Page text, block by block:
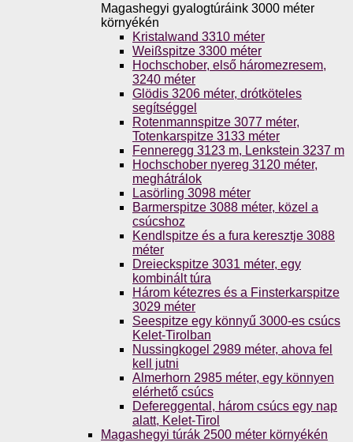
Magashegyi gyalogtúráink 3000 méter
környékén
Kristalwand 3310 méter
Weißspitze 3300 méter
Hochschober, első háromezresem,
3240 méter
Glödis 3206 méter, drótköteles
segítséggel
Rotenmannspitze 3077 méter,
Totenkarspitze 3133 méter
Fenneregg 3123 m, Lenkstein 3237 m
Hochschober nyereg 3120 méter,
meghátrálok
Lasörling 3098 méter
Barmerspitze 3088 méter, közel a
csúcshoz
Kendlspitze és a fura keresztje 3088
méter
Dreieckspitze 3031 méter, egy
kombinált túra
Három kétezres és a Finsterkarspitze
3029 méter
Seespitze egy könnyű 3000-es csúcs
Kelet-Tirolban
Nussingkogel 2989 méter, ahova fel
kell jutni
Almerhorn 2985 méter, egy könnyen
elérhető csúcs
Defereggental, három csúcs egy nap
alatt, Kelet-Tirol
Magashegyi túrák 2500 méter környékén